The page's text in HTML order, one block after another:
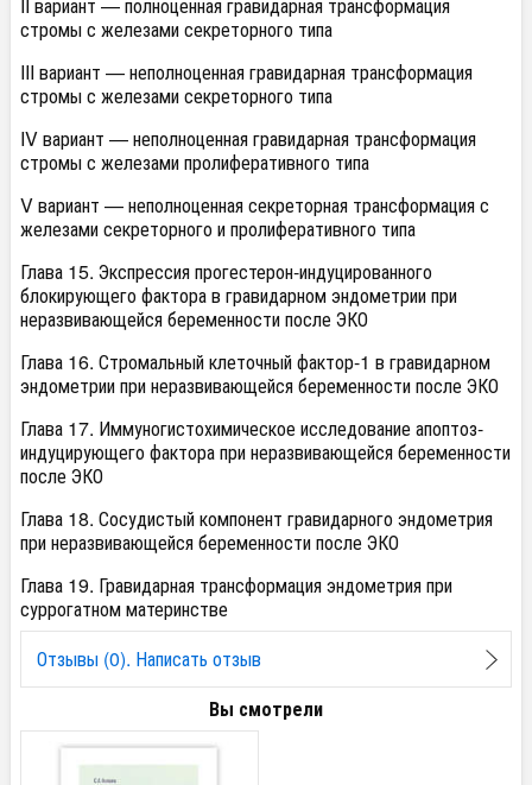
стромы с железами секреторного типа
III вариант — неполноценная гравидарная трансформация
стромы с железами секреторного типа
IV вариант — неполноценная гравидарная трансформация
стромы с железами пролиферативного типа
V вариант — неполноценная секреторная трансформация с
железами секреторного и пролиферативного типа
Глава 15. Экспрессия прогестерон-индуцированного
блокирующего фактора в гравидарном эндометрии при
неразвивающейся беременности после ЭКО
Глава 16. Стромальный клеточный фактор-1 в гравидарном
эндометрии при неразвивающейся беременности после ЭКО
Глава 17. Иммуногистохимическое исследование апоптоз-
индуцирующего фактора при неразвивающейся беременности
после ЭКО
Глава 18. Сосудистый компонент гравидарного эндометрия
при неразвивающейся беременности после ЭКО
Глава 19. Гравидарная трансформация эндометрия при
суррогатном материнстве
Отзывы (0). Написать отзыв
Вы смотрели